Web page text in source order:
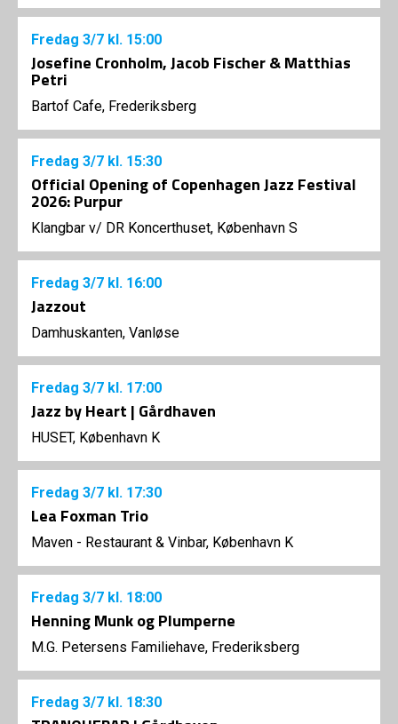
Fredag 3/7 kl. 15:00
Josefine Cronholm, Jacob Fischer & Matthias
Petri
Bartof Cafe, Frederiksberg
Fredag 3/7 kl. 15:30
Official Opening of Copenhagen Jazz Festival
2026: Purpur
Klangbar v/ DR Koncerthuset, København S
Fredag 3/7 kl. 16:00
Jazzout
Damhuskanten, Vanløse
Fredag 3/7 kl. 17:00
Jazz by Heart | Gårdhaven
HUSET, København K
Fredag 3/7 kl. 17:30
Lea Foxman Trio
Maven - Restaurant & Vinbar, København K
Fredag 3/7 kl. 18:00
Henning Munk og Plumperne
M.G. Petersens Familiehave, Frederiksberg
Fredag 3/7 kl. 18:30